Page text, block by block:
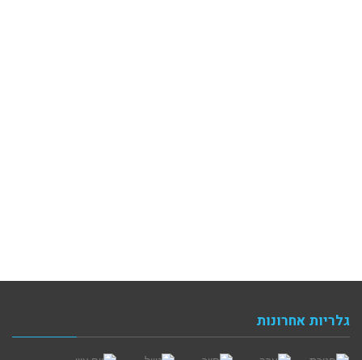
גלריות אחרונות